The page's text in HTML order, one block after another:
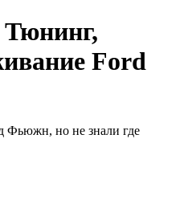
Ford
Фьюжн, но не знали где